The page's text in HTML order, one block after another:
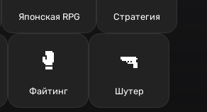
Японская RPG Стратегия
🥊
Файтинг
🔫
Шутер